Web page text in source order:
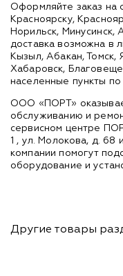
Оформляйте заказ на
Красноярску,
Норильск, Минусинск,
доставка возможна в
Кызыл, Абакан, Томск,
Хабаровск,
населенные пункты по
ООО «ПОРТ»
обслуживанию и
сервисном центре
1 , ул. Молокова, д. 68
компании помогут
оборудование и
Другие товары